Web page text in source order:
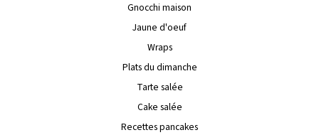
Gnocchi maison
Jaune d'oeuf
Wraps
Plats du dimanche
Tarte salée
Cake salée
Recettes pancakes